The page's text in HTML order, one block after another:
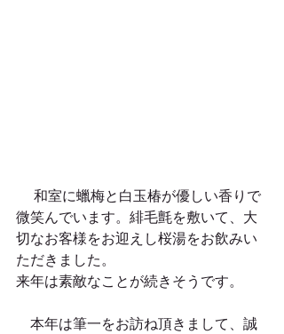
微笑んでいます。緋毛氈を敷いて、大
切なお客様をお迎えし桜湯をお飲みい
ただきました。
来年は素敵なことが続きそうです。
本年は筆一をお訪ね頂きまして、誠